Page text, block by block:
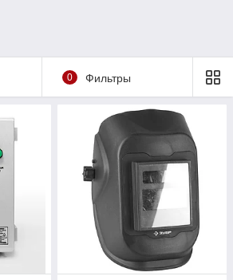
0 Фильтры